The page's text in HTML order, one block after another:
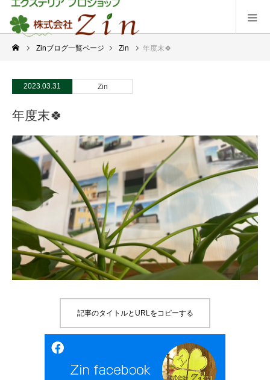
Zinブログ一覧ページ Zin 年度末🍀
2023.03.31 Zin
年度末🍀
記事のタイトルとURLをコピーする